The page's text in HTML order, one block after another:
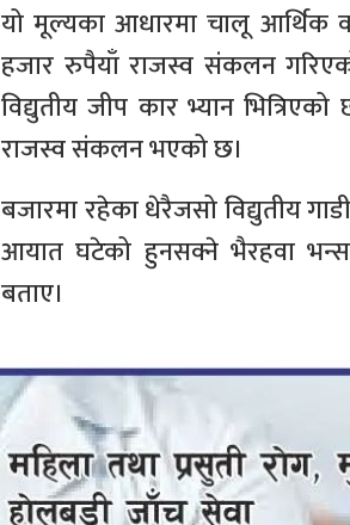
यो मूल्यका आधारमा चालू आर्थिक
हजार रुपैयाँ राजस्व संकलन
विद्युतीय जीप कार भ्यान
राजस्व संकलन भएको छ।
बजारमा रहेका धेरैजसो विद्युतीय
आयात घटेको हुनसक्ने भैरहवा
बताए।